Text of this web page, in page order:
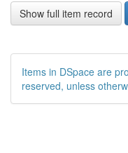
Show full item record
Items in DSpace are
reserved, unless